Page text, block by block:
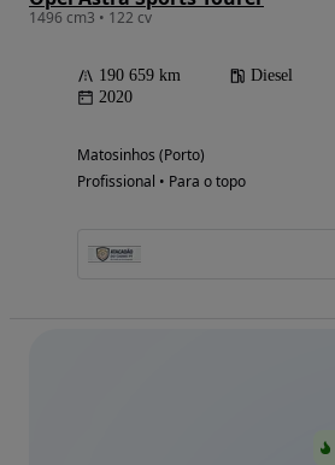
1496 cm3 • 122 cv
190 659 km Diesel
2020
Matosinhos (Porto)
Profissional • Para o topo